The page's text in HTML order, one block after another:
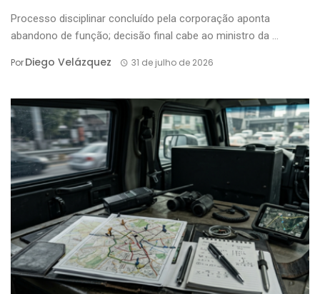
Processo disciplinar concluído pela corporação aponta
abandono de função; decisão final cabe ao ministro da ...
PorDiego Velázquez 31 de julho de 2026